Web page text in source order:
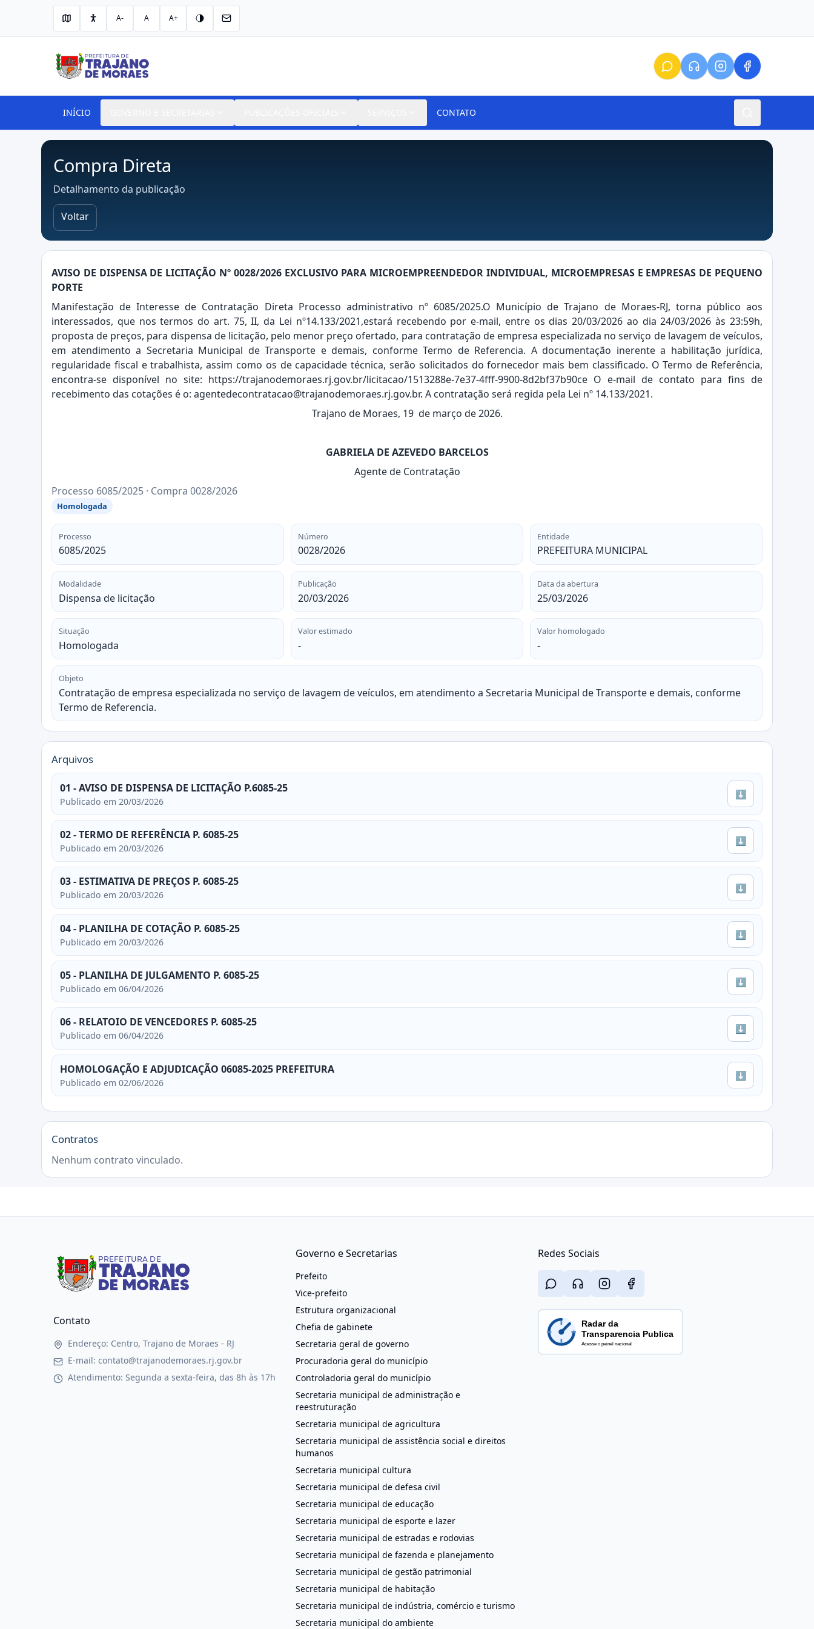
A- A A+
INÍCIO CONTATO
Compra Direta
Detalhamento da publicação
Voltar
AVISO DE DISPENSA DE LICITAÇÃO Nº 0028/2026 EXCLUSIVO PARA MICROEMPREENDEDOR INDIVIDUAL, MICROEMPRESAS E EMPRESAS DE PEQUENO
PORTE
Manifestação de Interesse de Contratação Direta Processo administrativo nº 6085/2025.O Município de Trajano de Moraes-RJ, torna público aos
interessados, que nos termos do art. 75, II, da Lei nº14.133/2021,estará recebendo por e-mail, entre os dias 20/03/2026 ao dia 24/03/2026 às 23:59h,
proposta de preços, para dispensa de licitação, pelo menor preço ofertado, para contratação de empresa especializada no serviço de lavagem de veículos,
em atendimento a Secretaria Municipal de Transporte e demais, conforme Termo de Referencia. A documentação inerente a habilitação jurídica,
regularidade fiscal e trabalhista, assim como os de capacidade técnica, serão solicitados do fornecedor mais bem classificado. O Termo de Referência,
encontra-se disponível nosite: https://trajanodemoraes.rj.gov.br/licitacao/1513288e-7e37-4fff-9900-8d2bf37b90ceO e-mail de contato para fins de
recebimento das cotações é o: agentedecontratacao@trajanodemoraes.rj.gov.br. A contratação será regida pela Lei nº 14.133/2021.
Trajano de Moraes, 19 de março de 2026.
GABRIELA DE AZEVEDO BARCELOS
Agente de Contratação
Processo 6085/2025 · Compra 0028/2026
Homologada
Processo
6085/2025
Número
0028/2026
Entidade
PREFEITURA MUNICIPAL
Modalidade
Dispensa de licitação
Publicação
20/03/2026
Data da abertura
25/03/2026
Situação
Homologada
Valor estimado
-
Valor homologado
-
Objeto
Contratação de empresa especializada no serviço de lavagem de veículos, em atendimento a Secretaria Municipal de Transporte e demais, conforme
Termo de Referencia.
Arquivos
01 - AVISO DE DISPENSA DE LICITAÇÃO P.6085-25
Publicado em 20/03/2026
⬇
02 - TERMO DE REFERÊNCIA P. 6085-25
Publicado em 20/03/2026
⬇
03 - ESTIMATIVA DE PREÇOS P. 6085-25
Publicado em 20/03/2026
⬇
04 - PLANILHA DE COTAÇÃO P. 6085-25
Publicado em 20/03/2026
⬇
05 - PLANILHA DE JULGAMENTO P. 6085-25
Publicado em 06/04/2026
⬇
06 - RELATOIO DE VENCEDORES P. 6085-25
Publicado em 06/04/2026
⬇
HOMOLOGAÇÃO E ADJUDICAÇÃO 06085-2025 PREFEITURA
Publicado em 02/06/2026
⬇
Contratos
Nenhum contrato vinculado.
Contato
Endereço: Centro, Trajano de Moraes - RJ
E-mail: contato@trajanodemoraes.rj.gov.br
Atendimento: Segunda a sexta-feira, das 8h às 17h
Governo e Secretarias
Prefeito
Vice-prefeito
Estrutura organizacional
Chefia de gabinete
Secretaria geral de governo
Procuradoria geral do município
Controladoria geral do município
Secretaria municipal de administração e
reestruturação
Secretaria municipal de agricultura
Secretaria municipal de assistência social e direitos
humanos
Secretaria municipal cultura
Secretaria municipal de defesa civil
Secretaria municipal de educação
Secretaria municipal de esporte e lazer
Secretaria municipal de estradas e rodovias
Secretaria municipal de fazenda e planejamento
Secretaria municipal de gestão patrimonial
Secretaria municipal de habitação
Secretaria municipal de indústria, comércio e turismo
Secretaria municipal do ambiente
Redes Sociais